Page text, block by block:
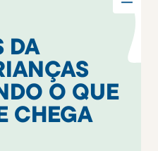
DA
O QUE
CHEGA